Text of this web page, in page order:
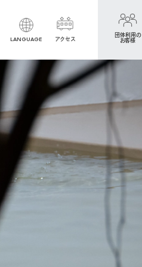
LANGUAGE アクセス
団体利用の
お客様